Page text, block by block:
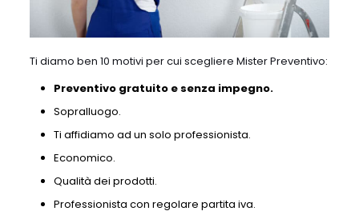
Ti diamo ben 10 motivi per cui scegliere Mister Preventivo:
Preventivo gratuito e senza impegno.
Sopralluogo.
Ti affidiamo ad un solo professionista.
Economico.
Qualità dei prodotti.
Professionista con regolare partita iva.